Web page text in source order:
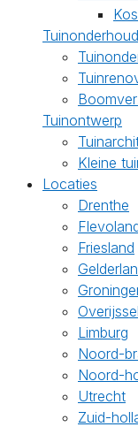
Tuinonderhoud
Tuinontwerp
Kleine
Locaties
Drenthe
Friesland
Overijssel
Limburg
Noord-
Noord-
Utrecht
Zuid-